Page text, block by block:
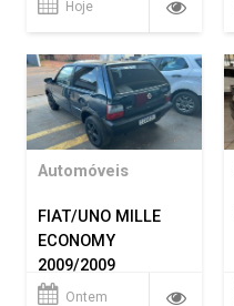
Hoje
Automóveis
FIAT/UNO MILLE
ECONOMY
2009/2009
Ontem